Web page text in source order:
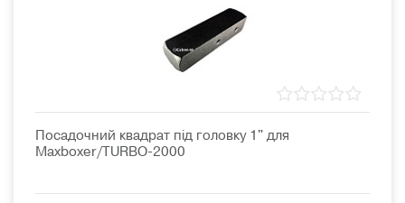
Посадочний квадрат під головку 1" для
Maxboxer/TURBO-2000